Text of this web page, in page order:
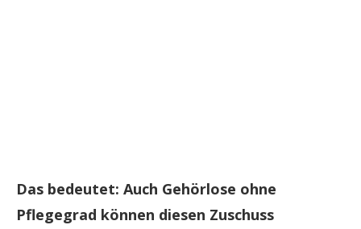
Das bedeutet: Auch Gehörlose ohne
Pflegegrad können diesen Zuschuss